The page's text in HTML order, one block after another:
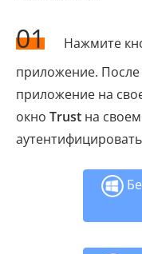
01
Нажмите
приложение. После
приложение на
окно Trust на